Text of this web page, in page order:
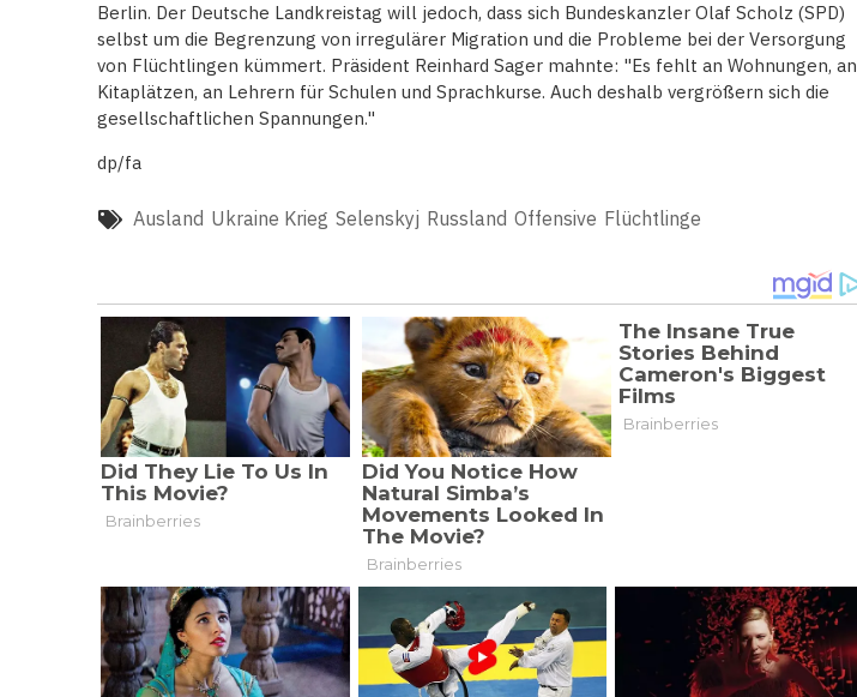
Berlin. Der Deutsche Landkreistag will jedoch, dass sich Bundeskanzler Olaf Scholz (SPD)
selbst um die Begrenzung von irregulärer Migration und die Probleme bei der Versorgung
von Flüchtlingen kümmert. Präsident Reinhard Sager mahnte: "Es fehlt an Wohnungen, an
Kitaplätzen, an Lehrern für Schulen und Sprachkurse. Auch deshalb vergrößern sich die
gesellschaftlichen Spannungen."
dp/fa
Ausland Ukraine Krieg Selenskyj Russland Offensive Flüchtlinge